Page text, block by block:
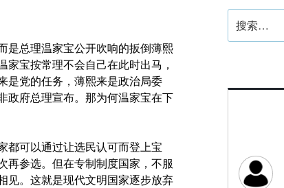
是总理温家宝公开吹响的扳倒薄熙
宝按常理不会自己在此时出马，
是党的任务，薄熙来是政治局委
政府总理宣布。那为何温家宝在下
都可以通过让选民认可而登上宝
再参选。但在专制制度国家，不服
见。这就是现代文明国家逐步放弃
索：